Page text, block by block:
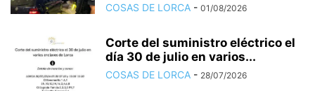
COSAS DE LORCA - 01/08/2026
Corte del suministro eléctrico el
día 30 de julio en varios...
COSAS DE LORCA - 28/07/2026